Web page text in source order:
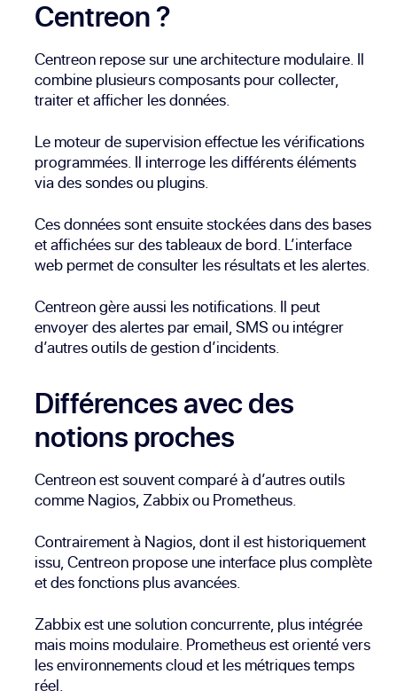
Centreon ?
Centreon repose sur une architecture modulaire. Il
combine plusieurs composants pour collecter,
traiter et afficher les données.
Le moteur de supervision effectue les vérifications
programmées. Il interroge les différents éléments
via des sondes ou plugins.
Ces données sont ensuite stockées dans des bases
et affichées sur des tableaux de bord. L’interface
web permet de consulter les résultats et les alertes.
Centreon gère aussi les notifications. Il peut
envoyer des alertes par email, SMS ou intégrer
d’autres outils de gestion d’incidents.
Différences avec des
notions proches
Centreon est souvent comparé à d’autres outils
comme Nagios, Zabbix ou Prometheus.
Contrairement à Nagios, dont il est historiquement
issu, Centreon propose une interface plus complète
et des fonctions plus avancées.
Zabbix est une solution concurrente, plus intégrée
mais moins modulaire. Prometheus est orienté vers
les environnements cloud et les métriques temps
réel.